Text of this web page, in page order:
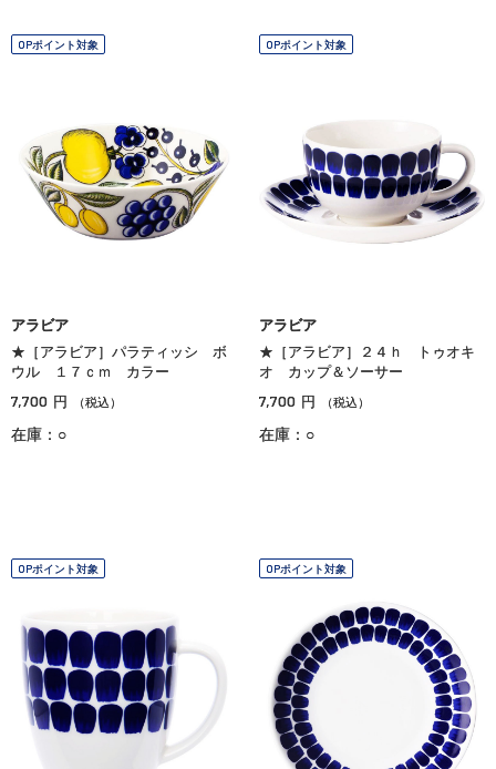
OPポイント対象
アラビア
★［アラビア］パラティッシ ボ
ウル １７ｃｍ カラー
7,700 円 （税込）
在庫：○
OPポイント対象
アラビア
★［アラビア］２４ｈ トゥオキ
オ カップ＆ソーサー
7,700 円 （税込）
在庫：○
OPポイント対象 OPポイント対象